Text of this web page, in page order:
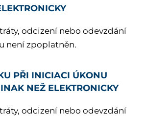
odcizení nebo odevzdání
není zpoplatněn.
PŘI INICIACI ÚKONU
NEŽ ELEKTRONICKY
odcizení nebo odevzdání